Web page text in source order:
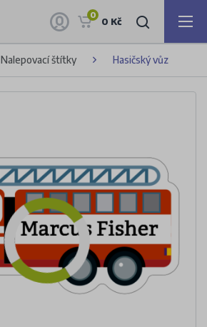
0
0 Kč
Nalepovací štítky Hasičský vůz